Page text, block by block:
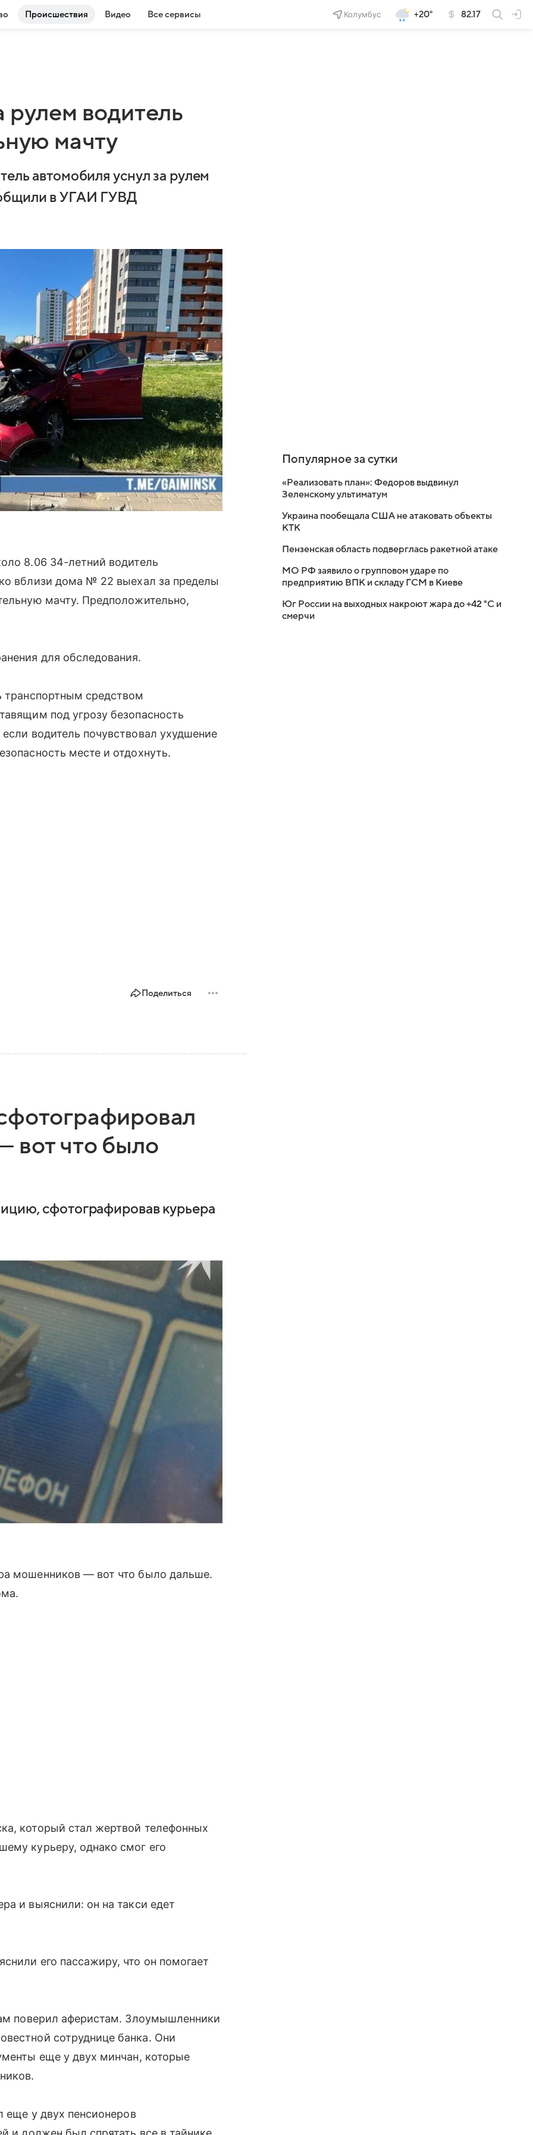
Происшествия Видео Все сервисы Колумбус +20° 82.17
водитель
мачту
автомобиля уснул за рулем
в УГАИ ГУВД
8.06 34-летний водитель
вблизи дома № 22 выехал за пределы
мачту. Предположительно,
для обследования.
транспортным средством
под угрозу безопасность
водитель почувствовал ухудшение
месте и отдохнуть.
Поделиться
вот что было
сфотографировав курьера
мошенников — вот что было дальше.
который стал жертвой телефонных
курьеру, однако смог его
и выяснили: он на такси едет
его пассажиру, что он помогает
поверил аферистам. Злоумышленники
сотруднице банка. Они
еще у двух минчан, которые
еще у двух пенсионеров
Популярное за сутки
«Реализовать план»: Федоров выдвинул
Зеленскому ультиматум
Украина пообещала США не атаковать объекты
КТК
Пензенская область подверглась ракетной атаке
МО РФ заявило о групповом ударе по
предприятию ВПК и складу ГСМ в Киеве
Юг России на выходных накроют жара до +42 °C и
смерчи